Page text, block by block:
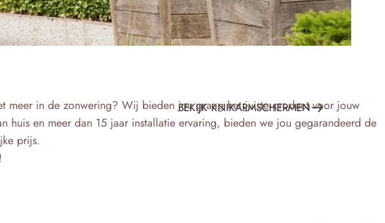
BEKIJK KNIKARMSCHERMEN
meer in de zonwering? Wij bieden jou graag het juiste product voor jouw
huis en meer dan 15 jaar installatie ervaring, bieden we jou gegarandeerd de
prijs.